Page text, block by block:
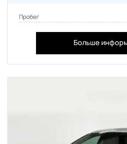
Пробег
Больше